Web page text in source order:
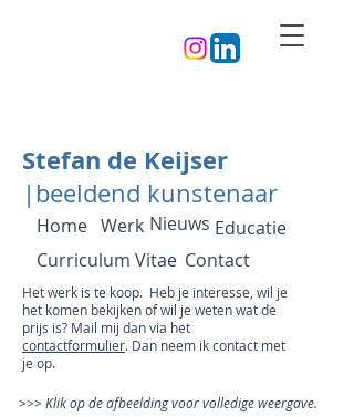
Stefan de Keijser
|beeldend kunstenaar
Home Werk Nieuws Educatie
Curriculum Vitae Contact
Het werk is te koop. Heb je interesse, wil je
het komen bekijken of wil je weten wat de
prijs is? Mail mij dan via het
contactformulier. Dan neem ik contact met
je op.
>>> Klik op de afbeelding voor volledige weergave.